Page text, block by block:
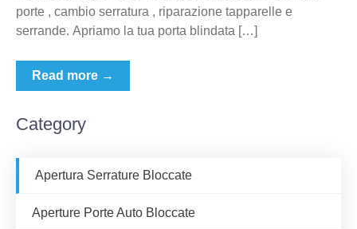
porte , cambio serratura , riparazione tapparelle e
serrande. Apriamo la tua porta blindata […]
Read more →
Category
Apertura Serrature Bloccate
Aperture Porte Auto Bloccate